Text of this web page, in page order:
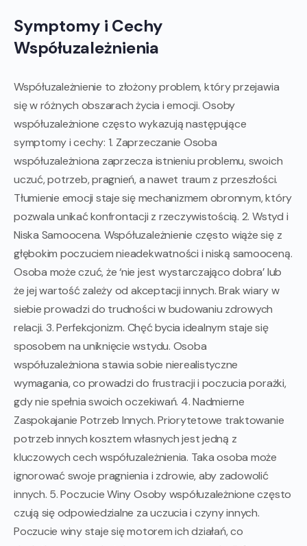
Symptomy i Cechy
Współuzależnienia
Współuzależnienie to złożony problem, który przejawia
się w różnych obszarach życia i emocji. Osoby
współuzależnione często wykazują następujące
symptomy i cechy: 1. Zaprzeczanie Osoba
współuzależniona zaprzecza istnieniu problemu, swoich
uczuć, potrzeb, pragnień, a nawet traum z przeszłości.
Tłumienie emocji staje się mechanizmem obronnym, który
pozwala unikać konfrontacji z rzeczywistością. 2. Wstyd i
Niska Samoocena. Współuzależnienie często wiąże się z
głębokim poczuciem nieadekwatności i niską samooceną.
Osoba może czuć, że ‘nie jest wystarczająco dobra’ lub
że jej wartość zależy od akceptacji innych. Brak wiary w
siebie prowadzi do trudności w budowaniu zdrowych
relacji. 3. Perfekcjonizm. Chęć bycia idealnym staje się
sposobem na uniknięcie wstydu. Osoba
współuzależniona stawia sobie nierealistyczne
wymagania, co prowadzi do frustracji i poczucia porażki,
gdy nie spełnia swoich oczekiwań. 4. Nadmierne
Zaspokajanie Potrzeb Innych. Priorytetowe traktowanie
potrzeb innych kosztem własnych jest jedną z
kluczowych cech współuzależnienia. Taka osoba może
ignorować swoje pragnienia i zdrowie, aby zadowolić
innych. 5. Poczucie Winy Osoby współuzależnione często
czują się odpowiedzialne za uczucia i czyny innych.
Poczucie winy staje się motorem ich działań, co